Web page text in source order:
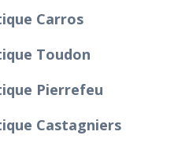
Carros
Toudon
Pierrefeu
Castagniers